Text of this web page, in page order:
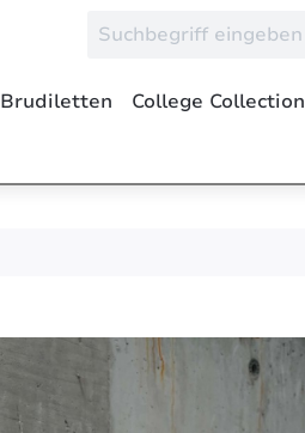
Brudiletten College Collection